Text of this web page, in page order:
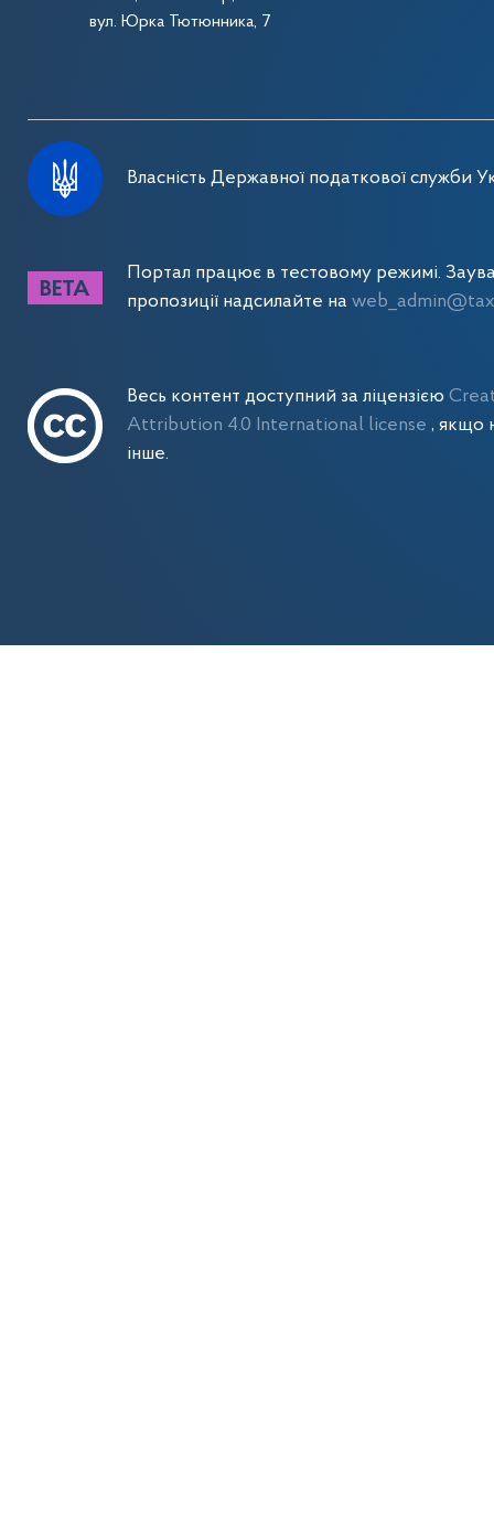
вул. Юрка Тютюнника, 7
Власність Державної податкової служби
Портал працює в тестовому режимі.
пропозиції надсилайте на
Весь контент доступний за ліцензією
Attribution 4.0 International license , якщо
інше.